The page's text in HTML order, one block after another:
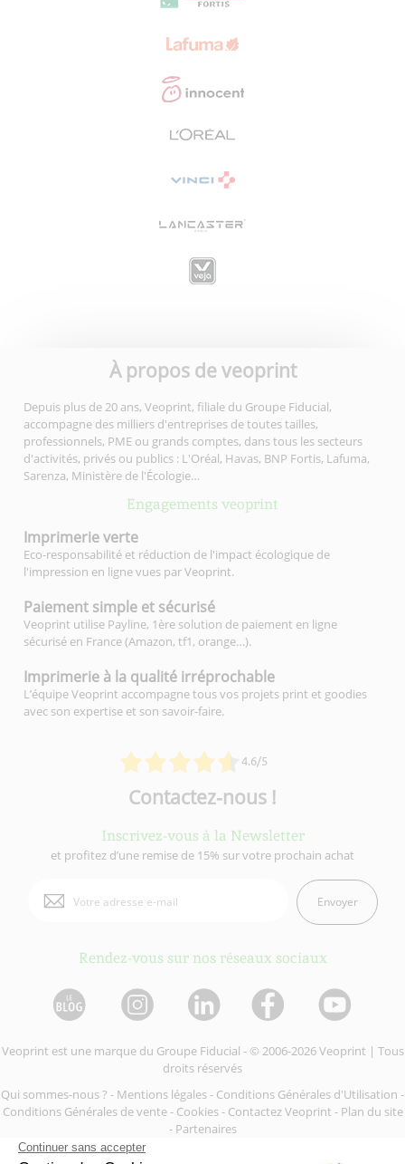
À propos de veoprint
Depuis plus de 20 ans, Veoprint, filiale du Groupe Fiducial,
accompagne des milliers d'entreprises de toutes tailles,
professionnels, PME ou grands comptes, dans tous les secteurs
d'activités, privés ou publics : L'Oréal, Havas, BNP Fortis, Lafuma,
Sarenza, Ministère de l'Écologie…
Engagements veoprint
4.6/5
Imprimerieverte
Eco-responsabilité et réduction de l'impact écologique de
l'impression en ligne vues par Veoprint.
Paiement simple et sécurisé
Veoprint utilise Payline, 1ère solution de paiement en ligne
sécurisé en France (Amazon, tf1, orange…).
Imprimerie à la qualité irréprochable
L’équipe Veoprint accompagne tous vos projets print et goodies
avec son expertise et son savoir-faire.
Contactez-nous !
Inscrivez-vous à la Newsletter
et profitez d’une remise de 15% sur votre prochain achat
Envoyer
Rendez-vous sur nos réseaux sociaux
Veoprint est une marque du Groupe Fiducial - © 2006-2026 Veoprint | Tous
droits réservés
Qui sommes-nous ? - Mentions légales- Conditions Générales d'Utilisation -
Conditions Générales de vente- Cookies- Contactez Veoprint - Plan du site
- Partenaires